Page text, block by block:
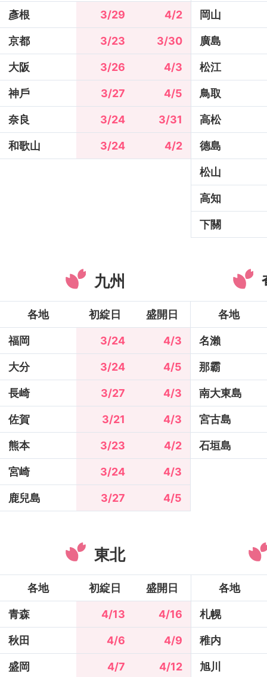
彥根 3/29 4/2
京都 3/23 3/30
大阪 3/26 4/3
神戶 3/27 4/5
奈良 3/24 3/31
和歌山 3/24 4/2
岡山
廣島
松江
鳥取
高松
德島
松山
高知
下關
九州
各地 初綻日 盛開日
福岡 3/24 4/3
大分 3/24 4/5
長崎 3/27 4/3
佐賀 3/21 4/3
熊本 3/23 4/2
宮崎 3/24 4/3
鹿兒島 3/27 4/5
各地
名瀨
那霸
南大東島
宮古島
石垣島
東北
各地 初綻日 盛開日
青森 4/13 4/16
秋田 4/6 4/9
盛岡 4/7 4/12
各地
札幌
稚内
旭川